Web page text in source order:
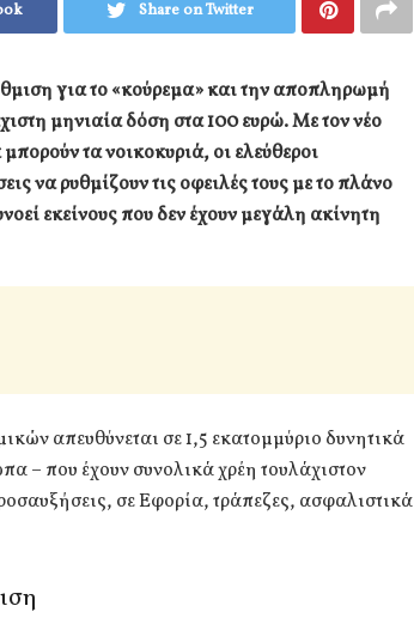
Share on Twitter
για το «κούρεμα» και την αποπληρωμή
μηνιαία δόση στα 100 ευρώ. Με τον νέο
τα νοικοκυριά, οι ελεύθεροι
να ρυθμίζουν τις οφειλές τους με το πλάνο
εκείνους που δεν έχουν μεγάλη ακίνητη
απευθύνεται σε 1,5 εκατομμύριο δυνητικά
– που έχουν συνολικά χρέη τουλάχιστον
σε Εφορία, τράπεζες, ασφαλιστικά